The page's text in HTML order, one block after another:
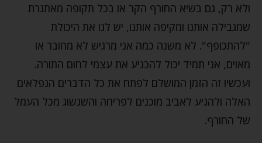
ולא רק, גם בשיא החורף הקר או בכל תקופה מאתגרת
שמגבילה אותנו ומקיפה אותנו, יש לנו את היכולת
"להתכופף". לא משנה כמה אני מרגיש לא מחובר או
מאוים, אני תמיד יכול להכניע את עצמי לחום התורה.
ועכשיו זה הזמן המושלם לפתח את כל הדברים הנפלאים
האלה ולהגיע לאביב מוכנים לפריחה והשגשוג מכל העמל
של החורף.